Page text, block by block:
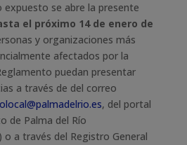
expuesto se abre la presente
el próximo 14 de enero de
y organizaciones más
afectados por la
puedan presentar
a través de del correo
, del portal
de Palma del Río
) o a través del Registro General